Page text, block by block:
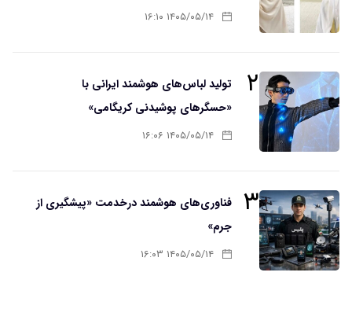
۱۴۰۵/۰۵/۱۴ ۱۶:۱۰
۲
تولید لباس‌های هوشمند ایرانی با
«حسگرهای پوشیدنی کریگامی»
۱۴۰۵/۰۵/۱۴ ۱۶:۰۶
۳
فناوری‌های هوشمند درخدمت «پیشگیری از
جرم»
۱۴۰۵/۰۵/۱۴ ۱۶:۰۳